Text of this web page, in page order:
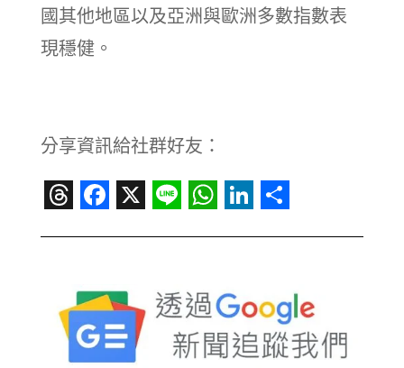
國其他地區以及亞洲與歐洲多數指數表
現穩健。
分享資訊給社群好友：